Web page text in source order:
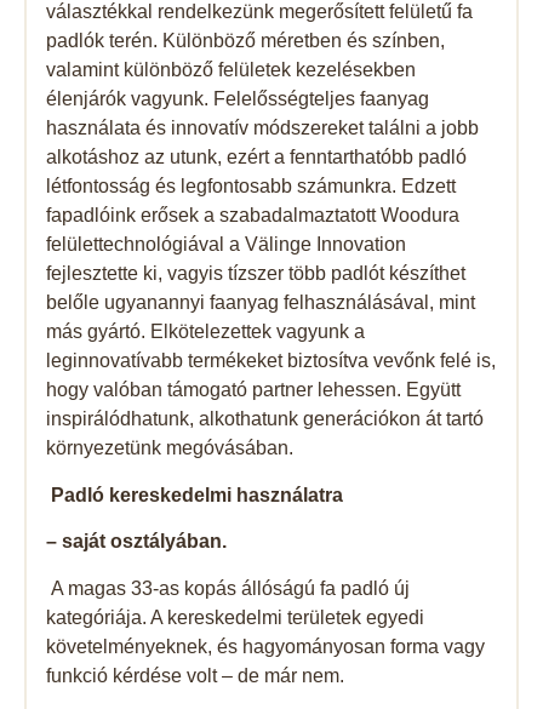
választékkal rendelkezünk megerősített felületű fa
padlók terén. Különböző méretben és színben,
valamint különböző felületek kezelésekben
élenjárók vagyunk. Felelősségteljes faanyag
használata és innovatív módszereket találni a jobb
alkotáshoz az utunk, ezért a fenntarthatóbb padló
létfontosság és legfontosabb számunkra. Edzett
fapadlóink ​​erősek a szabadalmaztatott Woodura
felülettechnológiával a Välinge Innovation
fejlesztette ki, vagyis tízszer több padlót készíthet
belőle ugyanannyi faanyag felhasználásával, mint
más gyártó. Elkötelezettek vagyunk a
leginnovatívabb termékeket biztosítva vevőnk felé is,
hogy valóban támogató partner lehessen. Együtt
inspirálódhatunk, alkothatunk generációkon át tartó
környezetünk megóvásában.
Padló kereskedelmi használatra
– saját osztályában.
A magas 33-as kopás állóságú fa padló új
kategóriája. A kereskedelmi területek egyedi
követelményeknek, és hagyományosan forma vagy
funkció kérdése volt – de már nem.